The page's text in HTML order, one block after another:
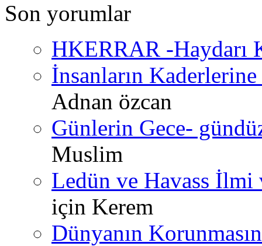
Son yorumlar
HKERRAR -Haydarı
İnsanların
Adnan özcan
Günlerin Gece-
Muslim
Ledün ve Havass İlmi
için Kerem
Dünyanın